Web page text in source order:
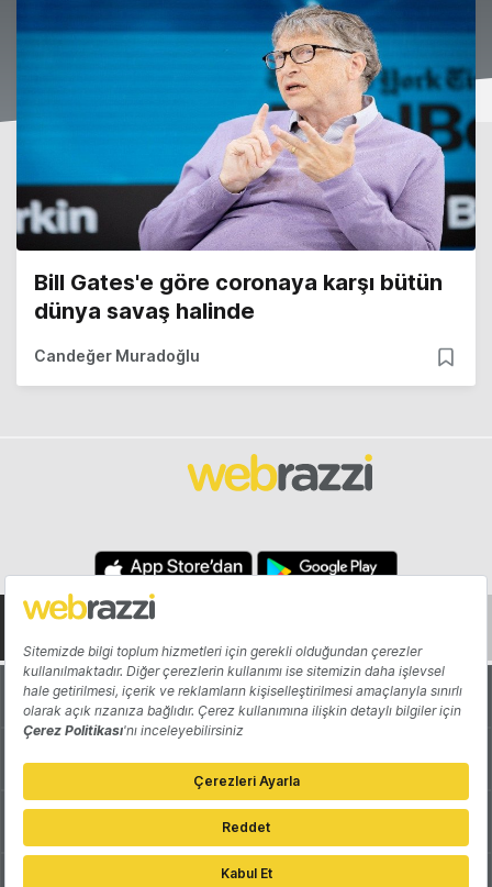
Bill Gates'e göre coronaya karşı bütün
dünya savaş halinde
Candeğer Muradoğlu
Hakkında Yazarlar
Katkıda Bulun Reklam